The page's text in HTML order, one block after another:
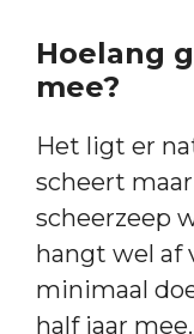
Hoelang
mee?
Het ligt er
scheert
scheerzeep
hangt wel af
minimaal
half jaar mee.